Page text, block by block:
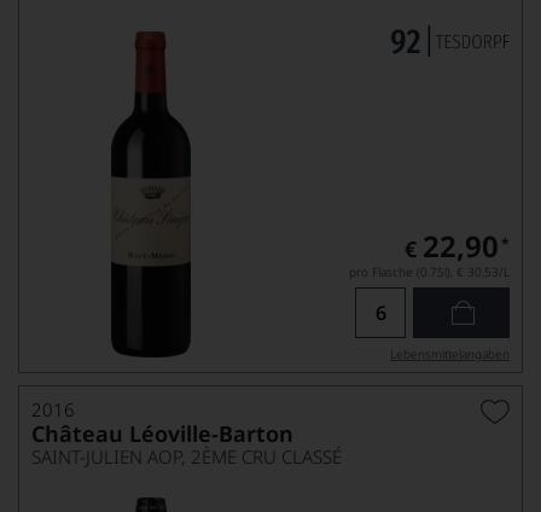
€ 22,90 *
pro Flasche (0.75l), € 30,53/L
Lebensmittel­angaben
2016
Château Léoville-Barton
SAINT-JULIEN AOP, 2ÈME CRU CLASSÉ